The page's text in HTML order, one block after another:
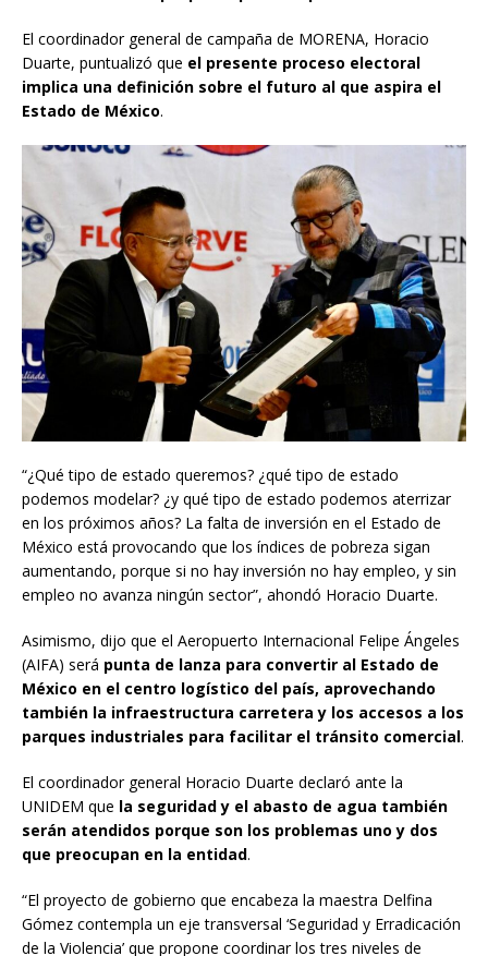
El coordinador general de campaña de MORENA, Horacio
Duarte, puntualizó que el presente proceso electoral
implica una definición sobre el futuro al que aspira el
Estado de México.
“¿Qué tipo de estado queremos? ¿qué tipo de estado
podemos modelar? ¿y qué tipo de estado podemos aterrizar
en los próximos años? La falta de inversión en el Estado de
México está provocando que los índices de pobreza sigan
aumentando, porque si no hay inversión no hay empleo, y sin
empleo no avanza ningún sector”, ahondó Horacio Duarte.
Asimismo, dijo que el Aeropuerto Internacional Felipe Ángeles
(AIFA) será punta de lanza para convertir al Estado de
México en el centro logístico del país, aprovechando
también la infraestructura carretera y los accesos a los
parques industriales para facilitar el tránsito comercial.
El coordinador general Horacio Duarte declaró ante la
UNIDEM que la seguridad y el abasto de agua también
serán atendidos porque son los problemas uno y dos
que preocupan en la entidad.
“El proyecto de gobierno que encabeza la maestra Delfina
Gómez contempla un eje transversal ‘Seguridad y Erradicación
de la Violencia’ que propone coordinar los tres niveles de